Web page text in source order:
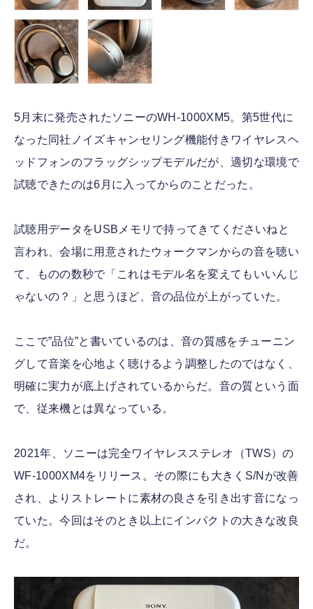
5月末に発売されたソニーのWH-1000XM5。第5世代に
なった同社ノイズキャンセリング機能付きワイヤレスヘ
ッドフォンのフラッグシップモデルだが、適切な環境で
試聴できたのは6月に入ってからのことだった。
試聴用データをUSBメモリで持ってきてくださいねと
言われ、会場に用意されたウォークマンからの音を聴い
て、ものの数秒で「これはモデル名を変えてもいいんじ
ゃないの？」と思うほど、音の品位が上がっていた。
ここで”品位”と書いているのは、音の質感をチューニン
グして音楽を心地よく聴けるよう調整したのではなく、
明確に実力が底上げされているからだ。音の質という面
で、従来機とは異なっている。
2021年、ソニーは完全ワイヤレスステレオ（TWS）の
WF-1000XM4をリリース。その際にも大きくS/Nが改善
され、よりストレートに素材の良さを引き出す音になっ
ていた。今回はそのとき以上にインパクトの大きな改良
だ。